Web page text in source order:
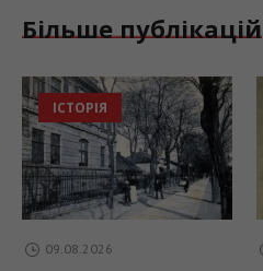
Більше публікацій
ІСТОРІЯ